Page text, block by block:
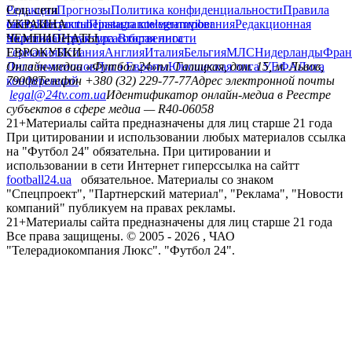
РедакцияПрогнозыПолитика конфиденциальностиПравила
сайтуКонтактыПравила комментированияРедакционная
политикаСтруктура собственности
Соц. сети
facebookxyoutubeinstagramtelegramviber
УКРАИНА
УкраинаПервая лигаВторая лига
ЧЕМПИОНАТЫ
ГерманияИспанияАнглияИталияБельгияМЛСНидерланды
ЕВРОКУБКИ
Лига чемпионовЛига ЕвропыЮношеская лига УЕФАЛига
конференций
Онлайн-медиа «Футбол 24»пл. Галицкая, дом. 15, м. Львов,
79008Телефон +380 (32) 229-77-77Адрес электронной почты
legal@24tv.com.uaИдентификатор онлайн-медиа в Реестре
субъектов в сфере медиа — R40-06058
21+Материалы сайта предназначены для лиц старше 21 года
При цитировании и использовании любых материалов ссылка
на "Футбол 24" обязательна. При цитировании и
использовании в сети Интернет гиперссылка на сайтт
football24.ua
обязательное. Материалы со знаком
"Спецпроект", "Партнерский материал", "Реклама", "Новости
компаний" публикуем на правах рекламы.
21+Материалы сайта предназначены для лиц старше 21 года
Все права защищены. © 2005 - 2026 , ЧАО
"Телерадиокомпания Люкс". "Футбол 24".